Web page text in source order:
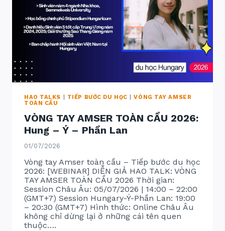
HAO TALKS TIẾP BƯỚC DU HỌC |VÒNG TAY AMSER
TOÀN CẦU
VÒNG TAY AMSER TOÀN CẦU 2026:
Hung – Ý – Phần Lan
01/07/2026
Vòng tay Amser toàn cầu – Tiếp bước du học
2026: [WEBINAR] DIỄN GIẢ HAO TALK: VÒNG
TAY AMSER TOÀN CẦU 2026 Thời gian:
Session Châu Âu: 05/07/2026 | 14:00 – 22:00
(GMT+7) Session Hungary-Ý-Phần Lan: 19:00
– 20:30 (GMT+7) Hình thức: Online Châu Âu
không chỉ dừng lại ở những cái tên quen
thuộc….